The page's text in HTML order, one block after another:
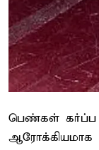
பெண்கள் கர்ப்ப
ஆரோக்கியமாக